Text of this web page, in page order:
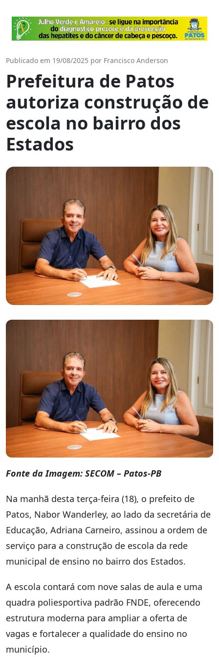
Publicado em 19/08/2025 por Francisco Anderson
Prefeitura de Patos
autoriza construção de
escola no bairro dos
Estados
Fonte da Imagem: SECOM – Patos-PB
Na manhã desta terça-feira (18), o prefeito de
Patos, Nabor Wanderley, ao lado da secretária de
Educação, Adriana Carneiro, assinou a ordem de
serviço para a construção de escola da rede
municipal de ensino no bairro dos Estados.
A escola contará com nove salas de aula e uma
quadra poliesportiva padrão FNDE, oferecendo
estrutura moderna para ampliar a oferta de
vagas e fortalecer a qualidade do ensino no
município.